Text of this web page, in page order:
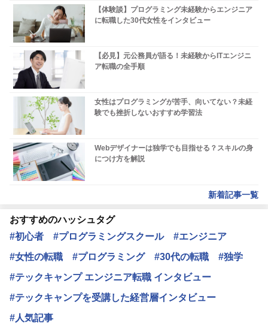
【体験談】プログラミング未経験からエンジニア
に転職した30代女性をインタビュー
【必見】元公務員が語る！未経験からITエンジニ
ア転職の全手順
女性はプログラミングが苦手、向いてない？未経
験でも挫折しないおすすめ学習法
Webデザイナーは独学でも目指せる？スキルの身
につけ方を解説
新着記事一覧
おすすめのハッシュタグ
#初心者
#プログラミングスクール
#エンジニア
#女性の転職
#プログラミング #30代の転職
#独学
#テックキャンプ エンジニア転職 インタビュー
#テックキャンプを受講した経営層インタビュー
#人気記事